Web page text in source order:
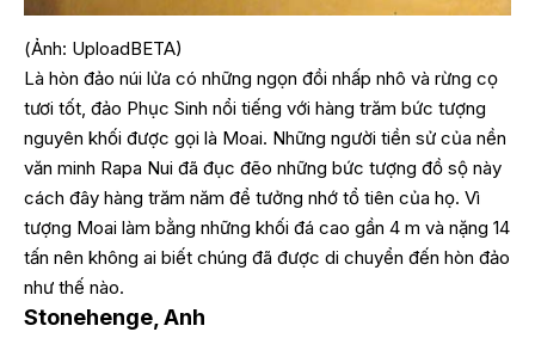
(Ảnh: UploadBETA)
Là hòn đảo núi lửa có những ngọn đồi nhấp nhô và rừng cọ
tươi tốt, đảo Phục Sinh nổi tiếng với hàng trăm bức tượng
nguyên khối được gọi là Moai. Những người tiền sử của nền
văn minh Rapa Nui đã đục đẽo những bức tượng đồ sộ này
cách đây hàng trăm năm để tưởng nhớ tổ tiên của họ. Vì
tượng Moai làm bằng những khối đá cao gần 4 m và nặng 14
tấn nên không ai biết chúng đã được di chuyển đến hòn đảo
như thế nào.
Stonehenge, Anh